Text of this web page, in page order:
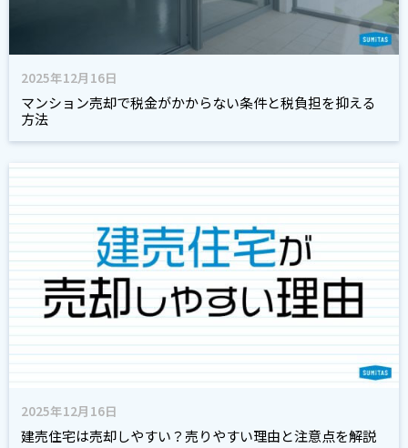
2025年12月16日
マンション売却で税金がかからない条件と税負担を抑える
方法
2025年12月16日
建売住宅は売却しやすい？売りやすい理由と注意点を解説